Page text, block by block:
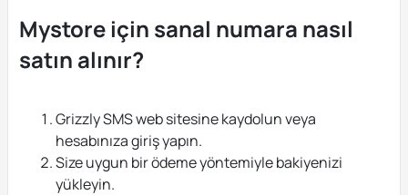
Mystore için sanal numara nasıl
satın alınır?
Grizzly SMS web sitesine kaydolun veya
hesabınıza giriş yapın.
Size uygun bir ödeme yöntemiyle bakiyenizi
yükleyin.